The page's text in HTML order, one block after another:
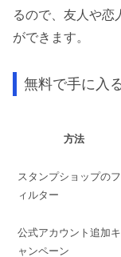
るので、友人や恋
ができます。
無料で手に入
方法
スタンプショップのフ
ィルター
公式アカウント追加キ
ャンペーン